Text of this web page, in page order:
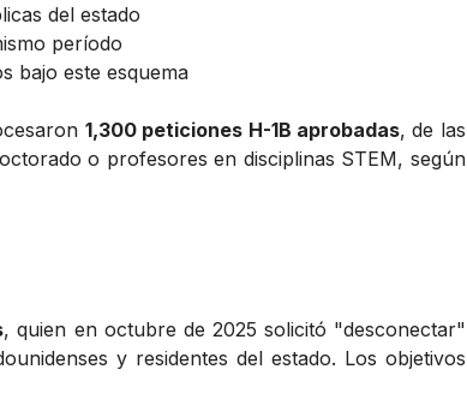
del estado
período
bajo este esquema
1,300 peticiones H-1B aprobadas, de las
o profesores en disciplinas STEM, según
, quien en octubre de 2025 solicitó "desconectar"
y residentes del estado. Los objetivos